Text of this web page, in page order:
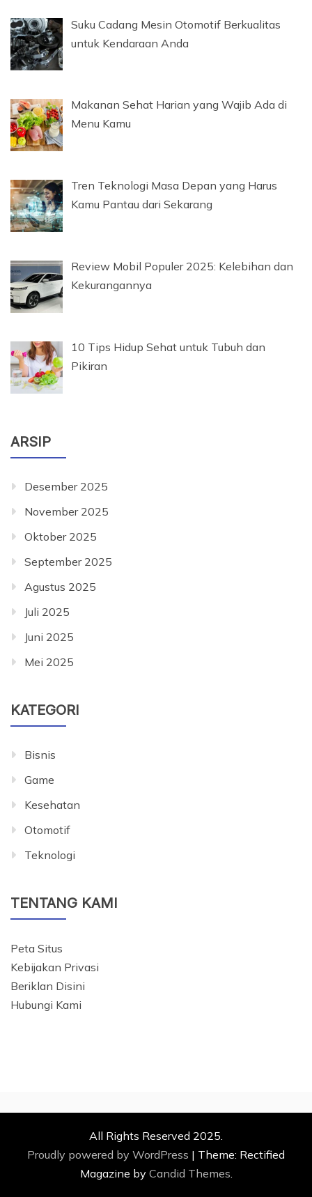
Suku Cadang Mesin Otomotif Berkualitas
untuk Kendaraan Anda
Makanan Sehat Harian yang Wajib Ada di
Menu Kamu
Tren Teknologi Masa Depan yang Harus
Kamu Pantau dari Sekarang
Review Mobil Populer 2025: Kelebihan dan
Kekurangannya
10 Tips Hidup Sehat untuk Tubuh dan
Pikiran
ARSIP
Desember 2025
November 2025
Oktober 2025
September 2025
Agustus 2025
Juli 2025
Juni 2025
Mei 2025
KATEGORI
Bisnis
Game
Kesehatan
Otomotif
Teknologi
TENTANG KAMI
Peta Situs
Kebijakan Privasi
Beriklan Disini
Hubungi Kami
All Rights Reserved 2025.
Proudly powered by WordPress | Theme: Rectified
Magazine by Candid Themes